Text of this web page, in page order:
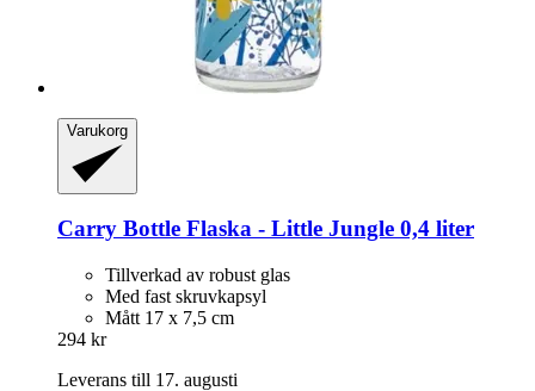
Varukorg
Carry Bottle Flaska -​ Little Jungle 0,4 liter
Tillverkad av robust glas
Med fast skruvkapsyl
Mått 17 x 7,5 cm
294 kr
Leverans till 17. augusti